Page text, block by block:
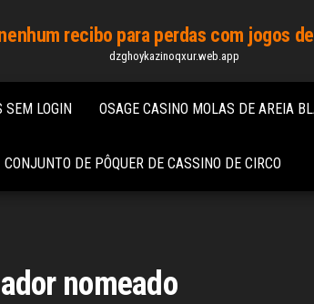
recibo para perdas com jogos
dzghoykazinoqxur.web.app
SEM LOGIN OSAGE CASINO MOLAS DE AREIA
CONJUNTO DE PÔQUER DE CASSINO DE CIRCO
nomeado